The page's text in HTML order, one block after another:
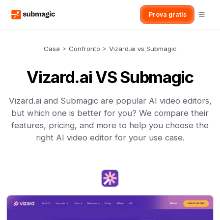
Prova gratis
Casa > Confronto > Vizard.ai vs Submagic
Vizard.ai VS Submagic
Vizard.ai and Submagic are popular AI video editors,
but which one is better for you? We compare their
features, pricing, and more to help you choose the
right AI video editor for your use case.